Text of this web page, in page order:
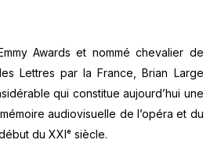
Awards et nommé chevalier de
Lettres par la France, Brian Large
qui constitue aujourd’hui une
audiovisuelle de l’opéra et du
du XXIᵉ siècle.